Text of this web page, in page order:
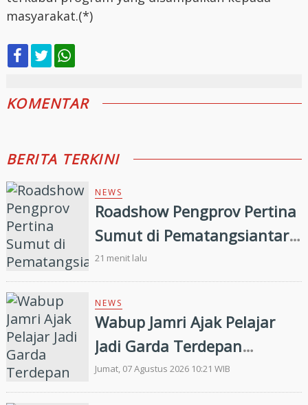
masyarakat.(*)
KOMENTAR
BERITA TERKINI
NEWS
Roadshow Pengprov Pertina
Sumut di Pematangsiantar,
Perkuat Pembinaan Atlet
Menuju Porprovsu 2026
21 menit lalu
NEWS
Wabup Jamri Ajak Pelajar
Jadi Garda Terdepan
Merawat Kerukunan di Era
Digital
Jumat, 07 Agustus 2026 10:21 WIB